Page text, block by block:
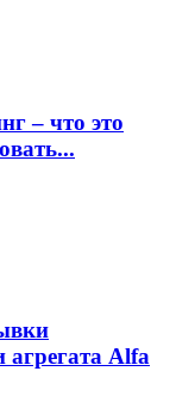
– что это
агрегата Alfa